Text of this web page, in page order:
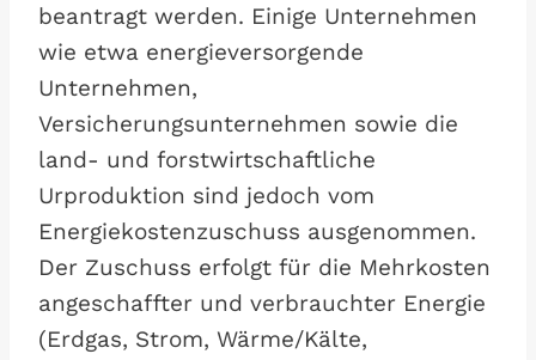
beantragt werden. Einige Unternehmen
wie etwa energieversorgende
Unternehmen,
Versicherungsunternehmen sowie die
land- und forstwirtschaftliche
Urproduktion sind jedoch vom
Energiekostenzuschuss ausgenommen.
Der Zuschuss erfolgt für die Mehrkosten
angeschaffter und verbrauchter Energie
(Erdgas, Strom, Wärme/Kälte,